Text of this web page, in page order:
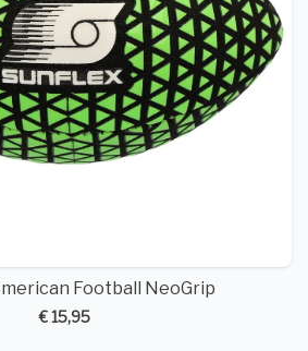
Football NeoGrip
€ 15,95